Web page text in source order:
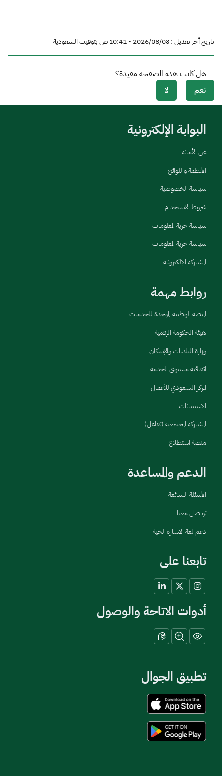
تاريخ أخر تعديل : 08‏/08‏/2026 - 10:41 ص بتوقيت السعودية
هل كانت هذه الصفحة مفيدة؟
نعم
لا
البوابة الإلكترونية
عن الأمانة
الأنظمة واللوائح
سياسة الخصوصية
شروط الاستخدام
سياسة حرية المعلومات
سياسة حرية المعلومات
المشاركة الإلكترونية
روابط مهمة
المنصة الوطنية الموحدة للخدمات
هيئة الحكومة الرقمية
وزارة البلديات والإسكان
اتفاقية مستوى الخدمة
المركز السعودي للأعمال
الاستبيانات
المشاركة المجتمعية (تفاعل)
منصة استطلاع
الدعم والمساعدة
الأسئلة الشائعة
تواصل معنا
دعم لغة الاشارة الحية
تابعنا على
أدوات الاتاحة والوصول
تطبيق الجوال